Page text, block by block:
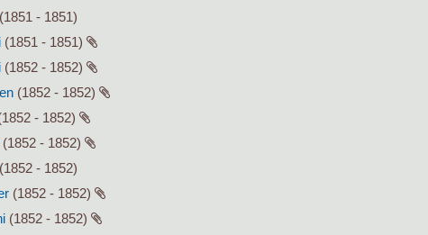
(1851 - 1851)
(1851 - 1851)
(1852 - 1852)
(1852 - 1852)
- 1852)
(1852 - 1852)
(1852 - 1852)
(1852 - 1852)
(1852 - 1852)